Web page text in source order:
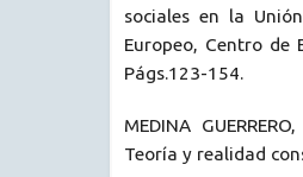
sociales en la
Europeo, Centro de
Págs.123-154.
MEDINA
Teoría y realidad